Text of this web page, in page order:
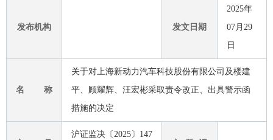
发布机构 发文日期
2025年
07月29
日
名 称
关于对上海新动力汽车科技股份有限公司及楼建
平、顾耀辉、汪宏彬采取责令改正、出具警示函
措施的决定
沪证监决〔2025〕147